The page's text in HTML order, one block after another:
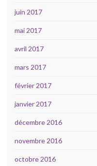
juin 2017
mai 2017
avril 2017
mars 2017
février 2017
janvier 2017
décembre 2016
novembre 2016
octobre 2016